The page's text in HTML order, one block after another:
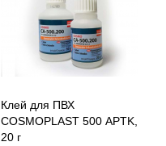
Клей для ПВХ
COSMOPLAST 500 APTK,
20 г